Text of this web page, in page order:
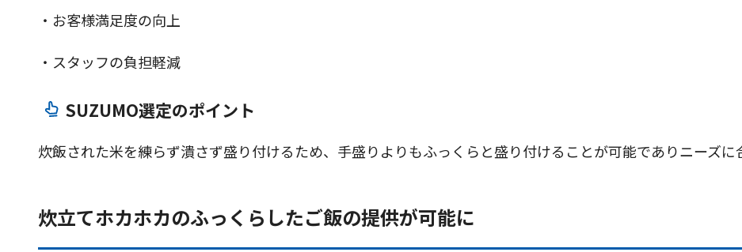
・お客様満足度の向上
・スタッフの負担軽減
SUZUMO選定のポイント
炊飯された米を練らず潰さず盛り付けるため、手盛りよりもふっくらと盛り付けることが可能でありニーズに
炊立てホカホカのふっくらしたご飯の提供が可能に